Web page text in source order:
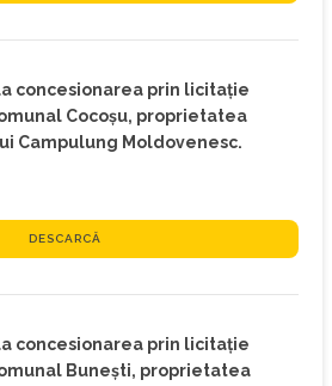
concesionarea prin licitaţie
Cocoşu, proprietatea
Campulung Moldovenesc.
DESCARCĂ
concesionarea prin licitaţie
Buneşti, proprietatea